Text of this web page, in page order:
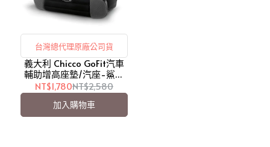
台灣總代理原廠公司貨
義大利 Chicco GoFit汽車
輔助增高座墊/汽座-鯊魚
灰 (CBB79751.23)【愛吾
兒】
NT$1,780NT$2,580
加入購物車